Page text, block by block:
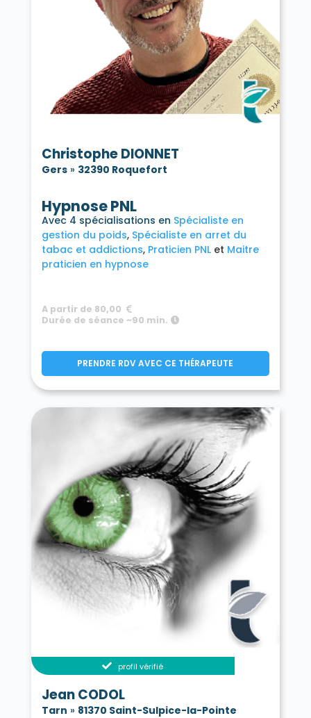
Christophe DIONNET
Gers» 32390 Roquefort
Hypnose PNL
Avec 4 spécialisations en Spécialiste en
gestion du poids Spécialiste en arret du
tabac et addictions Praticien PNL
Maitre
praticien en hypnose
A partir de 80,00
Durée de séance ~90 min.
PRENDRE RDV AVEC CE THÉRAPEUTE
profil vérifié
Jean CODOL
Tarn » 81370 Saint-Sulpice-la-Pointe